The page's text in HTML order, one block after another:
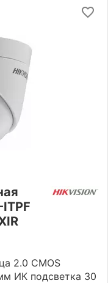
2.0 CMOS
ИК подсветка 30